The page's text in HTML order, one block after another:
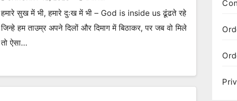
हमारे सुख में भी, हमारे दुःख में भी – God is inside us ढूंढते रहे
जिन्हे हम ताउम्र अपने दिलों और दिमाग में बिठाकर, पर जब वो मिले
तो ऐसा…